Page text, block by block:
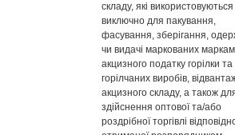
складу, які
виключно для пакування,
фасування, зберігання,
чи видачі маркованих
акцизного податку горілки та
горілчаних виробів,
акцизного складу, а також
здійснення оптової та/або
роздрібної торгівлі